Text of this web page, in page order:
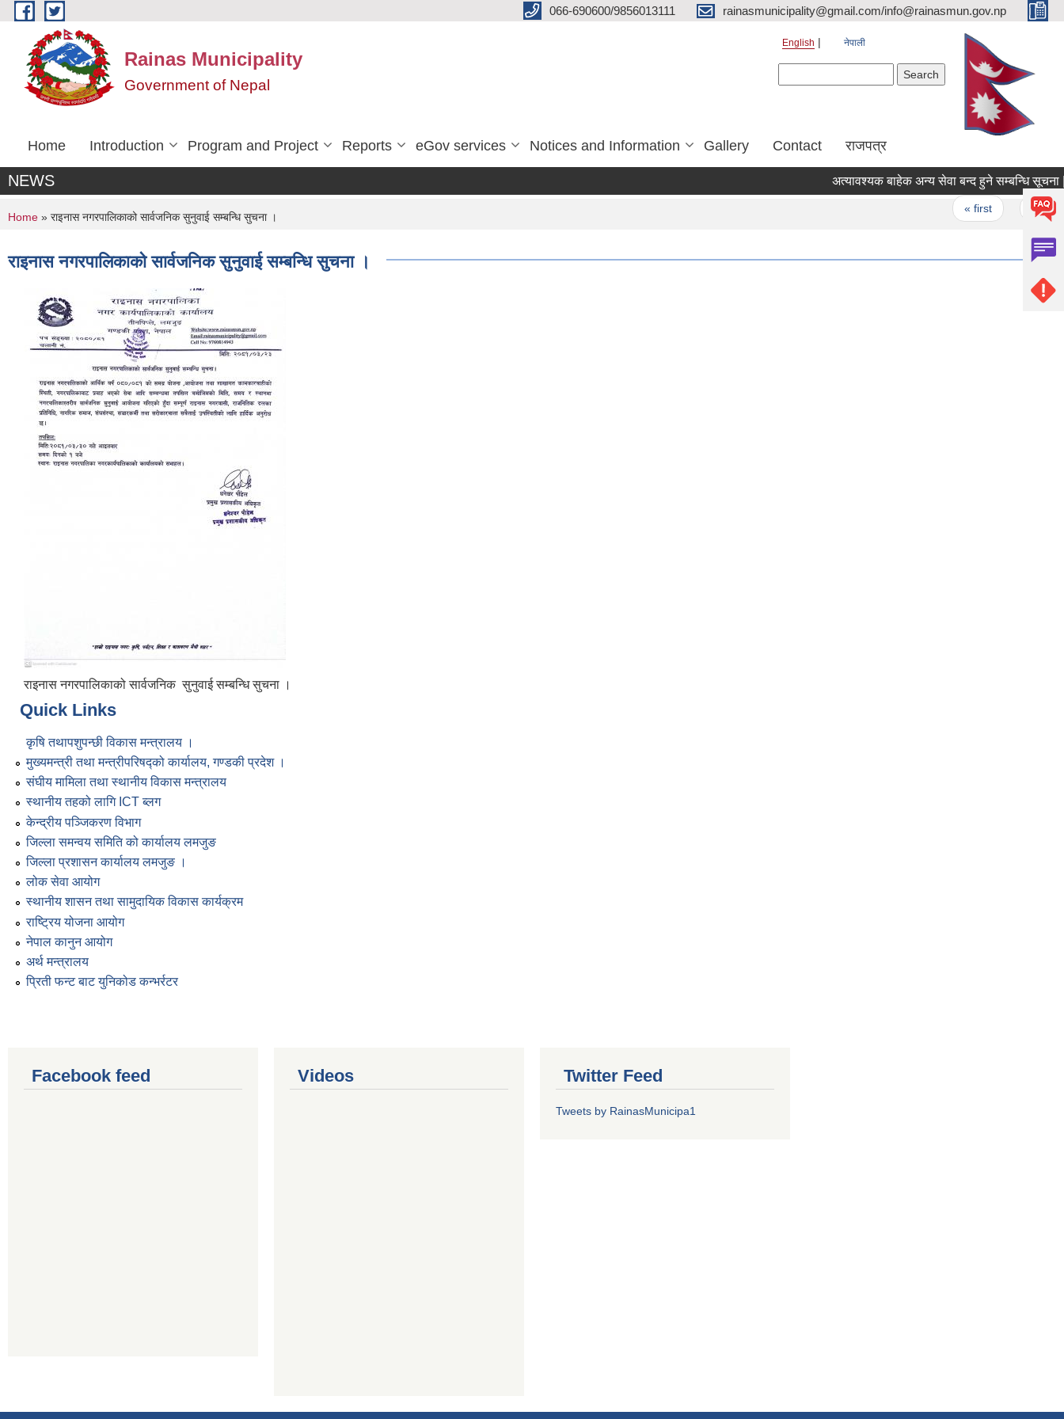
Skip to main content 066-690600/9856013111 rainasmunicipality@gmail.com/info@rainasmun.gov.np
Rainas Municipality
Government of Nepal
English नेपाली
Home Introduction Program and Project Reports eGov services Notices and Information Gallery Contact राजपत्र
NEWS अत्यावश्यक बाहेक अन्य सेवा बन्द हुने सम्बन्धि सूचना |
« first ‹
You are here
Home » राइनास नगरपालिकाको सार्वजनिक सुनुवाई सम्बन्धि सुचना ।
राइनास नगरपालिकाको सार्वजनिक सुनुवाई सम्बन्धि सुचना ।
राइनास नगरपालिकाको सार्वजनिक सुनुवाई सम्बन्धि सुचना ।
Quick Links
कृषि तथापशुपन्छी विकास मन्त्रालय ।
मुख्यमन्त्री तथा मन्त्रीपरिषद्को कार्यालय, गण्डकी प्रदेश ।
संघीय मामिला तथा स्थानीय विकास मन्त्रालय
स्थानीय तहको लागि ICT ब्लग
केन्द्रीय पञ्जिकरण विभाग
जिल्ला समन्वय समिति को कार्यालय लमजुङ
जिल्ला प्रशासन कार्यालय लमजुङ ।
लोक सेवा आयोग
स्थानीय शासन तथा सामुदायिक विकास कार्यक्रम
राष्ट्रिय योजना आयोग
नेपाल कानुन आयोग
अर्थ मन्त्रालय
प्रिती फन्ट बाट युनिकोड कन्भर्रटर
Facebook feed Videos Twitter Feed
Tweets by RainasMunicipa1